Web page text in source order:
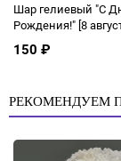
Шар гелиевый "С
Рождения!" [8
150 ₽
РЕКОМЕНДУЕМ